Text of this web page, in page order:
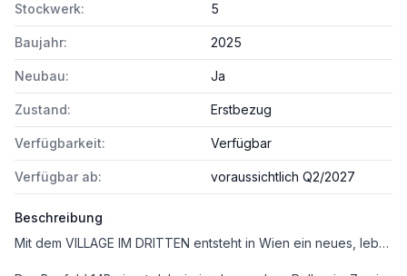
Stockwerk: 5
Baujahr: 2025
Neubau: Ja
Zustand: Erstbezug
Verfügbarkeit: Verfügbar
Verfügbar ab: voraussichtlich Q2/2027
Beschreibung
Mit dem VILLAGE IM DRITTEN entsteht in Wien ein neues, lebendiges Stadtquartier mit rund 2.000 Wohnungen, dazu Büro- und Gewerbeflächen, Nahversorgung sowie Kinderbetreuungs- und Bildunseinrichtungen, welches das moderne Wohnen mit viel Grün, Gemeinschaft und nachhaltiger Energieversorgung verbindet.